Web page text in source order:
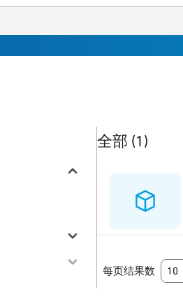
resultfound
全部 (1)
每页结果数 10